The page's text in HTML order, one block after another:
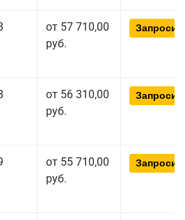
от 57 710,00
руб.
от 56 310,00
руб.
от 55 710,00
руб.